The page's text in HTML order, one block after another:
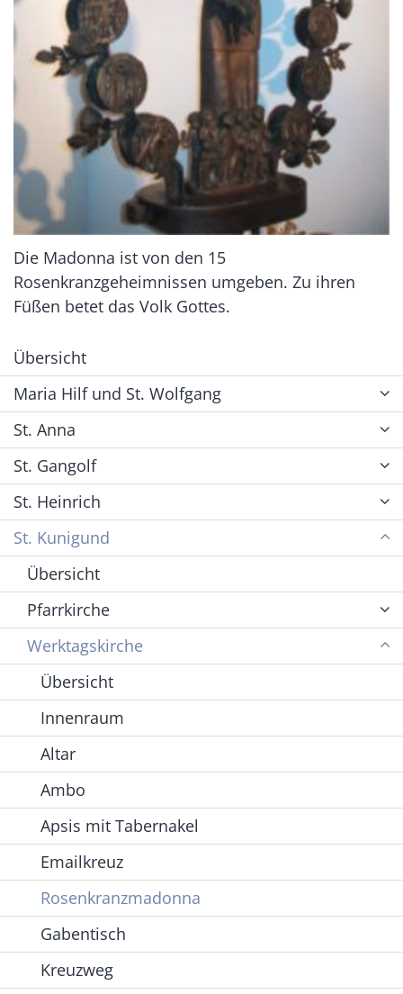
Die Madonna ist von den 15
Rosenkranzgeheimnissen umgeben. Zu ihren
Füßen betet das Volk Gottes.
Übersicht
Maria Hilf und St. Wolfgang
St. Anna
St. Gangolf
St. Heinrich
St. Kunigund
Übersicht
Pfarrkirche
Werktagskirche
Übersicht
Innenraum
Altar
Ambo
Apsis mit Tabernakel
Emailkreuz
Rosenkranzmadonna
Gabentisch
Kreuzweg